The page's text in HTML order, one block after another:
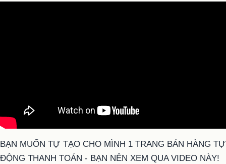
BẠN MUỐN TỰ TẠO CHO MÌNH 1 TRANG BÁN HÀNG TỰ
ĐỘNG THANH TOÁN - BẠN NÊN XEM QUA VIDEO NÀY!